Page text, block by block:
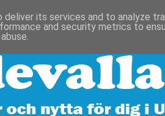
its services and to analyze
and security metrics to